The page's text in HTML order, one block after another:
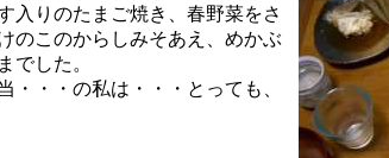
入りのたまご焼き、春野菜をさ
のこのからしみそあえ、めかぶ
でした。
・・・の私は・・・とっても、